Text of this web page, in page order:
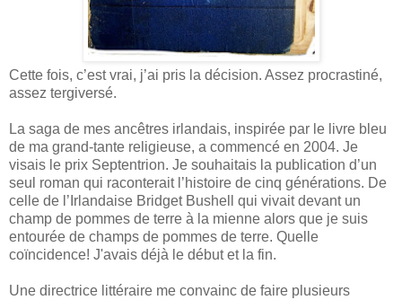
Cette fois, c’est vrai, j’ai pris la décision. Assez procrastiné,
assez tergiversé.
La saga de mes ancêtres irlandais, inspirée par le livre bleu
de ma grand-tante religieuse, a commencé en 2004. Je
visais le prix Septentrion. Je souhaitais la publication d’un
seul roman qui raconterait l’histoire de cinq générations. De
celle de l’Irlandaise Bridget Bushell qui vivait devant un
champ de pommes de terre à la mienne alors que je suis
entourée de champs de pommes de terre. Quelle
coïncidence! J'avais déjà le début et la fin.
Une directrice littéraire me convainc de faire plusieurs